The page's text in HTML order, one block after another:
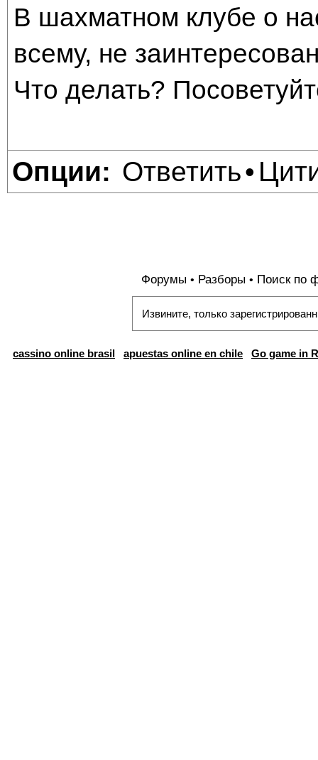
В шахматном клубе о
всему, не
Что делать?
Опции: Ответить•
Форумы • Разборы • Поиск по
Извините, только
cassino online brasil apuestas online en chile Go game in